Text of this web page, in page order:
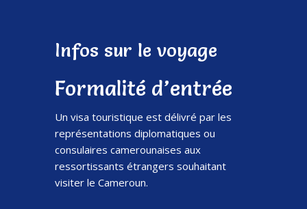
Infos sur le voyage
Formalité d’entrée
Un visa touristique est délivré par les
représentations diplomatiques ou
consulaires camerounaises aux
ressortissants étrangers souhaitant
visiter le Cameroun.